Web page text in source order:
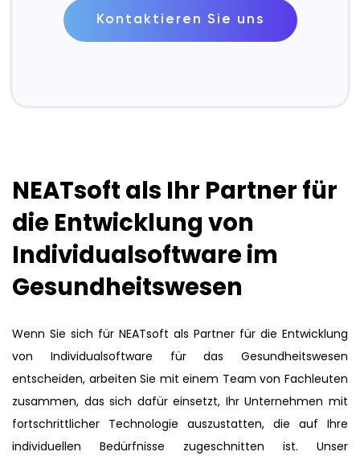
Kontaktieren Sie uns
NEATsoft als Ihr Partner für
die Entwicklung von
Individualsoftware im
Gesundheitswesen
Wenn Sie sich für NEATsoft als Partner für die Entwicklung
von Individualsoftware für das Gesundheitswesen
entscheiden, arbeiten Sie mit einem Team von Fachleuten
zusammen, das sich dafür einsetzt, Ihr Unternehmen mit
fortschrittlicher Technologie auszustatten, die auf Ihre
individuellen Bedürfnisse zugeschnitten ist. Unser